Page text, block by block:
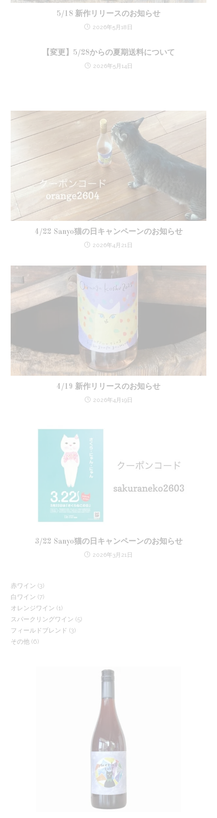
5/18 新作リリースのお知らせ
2026年5月18日
【変更】5/28からの夏期送料について
2026年5月14日
4/22 Sanyo猫の日キャンペーンのお知らせ
2026年4月21日
4/19 新作リリースのお知らせ
2026年4月19日
3/22 Sanyo猫の日キャンペーンのお知らせ
2026年3月21日
赤ワイン 33
個
の
商
品
白ワイン 77
個
の
商
オレンジワイン 1 1
個
の
スパークリングワイン 55
フィールドブレンド 33
その他 66